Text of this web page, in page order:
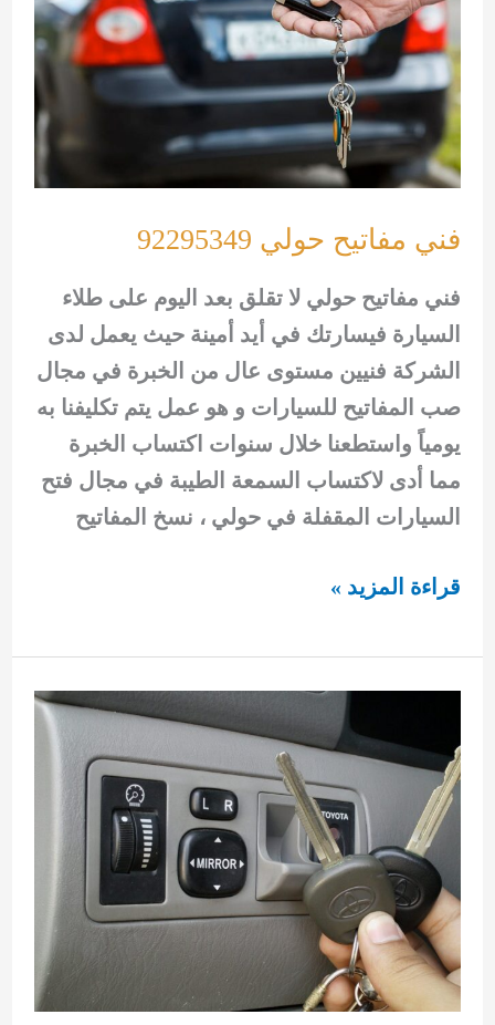
فني مفاتيح حولي 92295349
فني مفاتيح حولي لا تقلق بعد اليوم على طلاء
السيارة فيسارتك في أيد أمينة حيث يعمل لدى
الشركة فنيين مستوى عال من الخبرة في مجال
صب المفاتيح للسيارات و هو عمل يتم تكليفنا به
يومياً واستطعنا خلال سنوات اكتساب الخبرة
مما أدى لاكتساب السمعة الطيبة في مجال فتح
السيارات المقفلة في حولي ، نسخ المفاتيح
فني
حولي
92295349
قراءة المزيد »